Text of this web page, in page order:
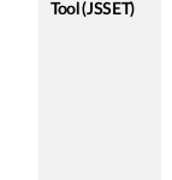
Tool (JSSET)